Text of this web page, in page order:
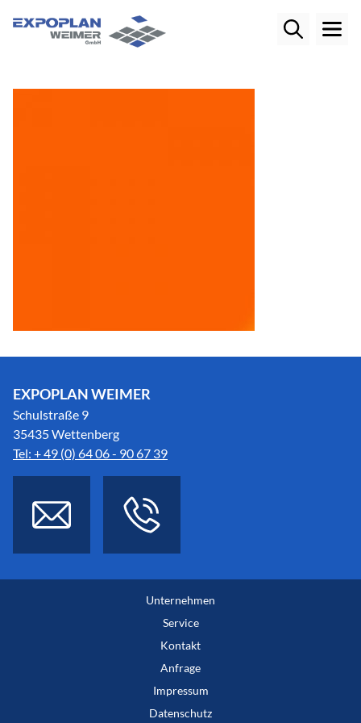
EXPOPLAN WEIMER
Schulstraße 9
35435 Wettenberg
Tel: + 49 (0) 64 06 - 90 67 39
Unternehmen
Service
Kontakt
Anfrage
Impressum
Datenschutz